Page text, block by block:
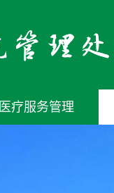
医疗服务管理